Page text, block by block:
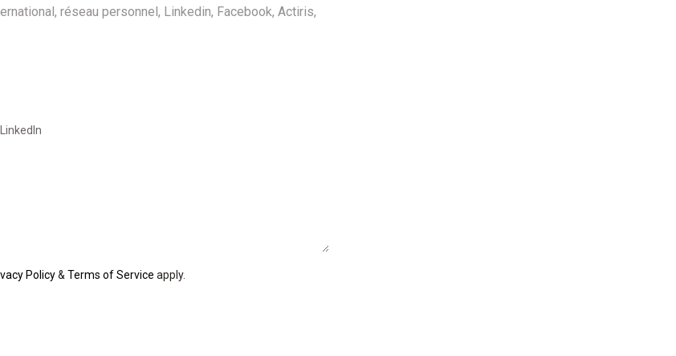
Policy& Terms of Service apply.